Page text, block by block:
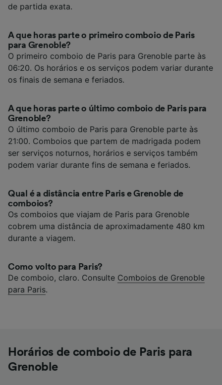
de partida exata.
A que horas parte o primeiro comboio de Paris
para Grenoble?
O primeiro comboio de Paris para Grenoble parte às
06:20. Os horários e os serviços podem variar durante
os finais de semana e feriados.
A que horas parte o último comboio de Paris para
Grenoble?
O último comboio de Paris para Grenoble parte às
21:00. Comboios que partem de madrigada podem
ser serviços noturnos, horários e serviços também
podem variar durante fins de semana e feriados.
Qual é a distância entre Paris e Grenoble de
comboios?
Os comboios que viajam de Paris para Grenoble
cobrem uma distância de aproximadamente 480 km
durante a viagem.
Como volto para Paris?
De comboio, claro. Consulte Comboios de Grenoble
para Paris.
Horários de comboio de Paris para
Grenoble